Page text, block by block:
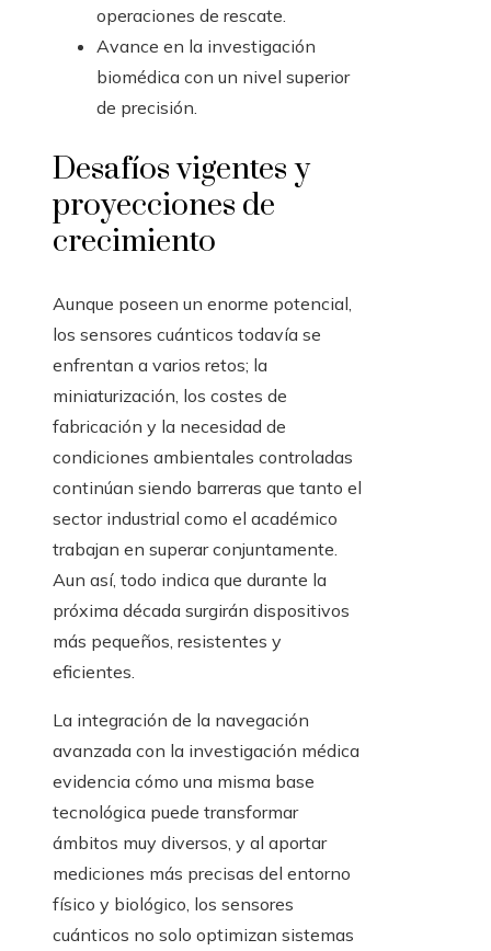
operaciones de rescate.
Avance en la investigación
biomédica con un nivel superior
de precisión.
Desafíos vigentes y
proyecciones de
crecimiento
Aunque poseen un enorme potencial,
los sensores cuánticos todavía se
enfrentan a varios retos; la
miniaturización, los costes de
fabricación y la necesidad de
condiciones ambientales controladas
continúan siendo barreras que tanto el
sector industrial como el académico
trabajan en superar conjuntamente.
Aun así, todo indica que durante la
próxima década surgirán dispositivos
más pequeños, resistentes y
eficientes.
La integración de la navegación
avanzada con la investigación médica
evidencia cómo una misma base
tecnológica puede transformar
ámbitos muy diversos, y al aportar
mediciones más precisas del entorno
físico y biológico, los sensores
cuánticos no solo optimizan sistemas